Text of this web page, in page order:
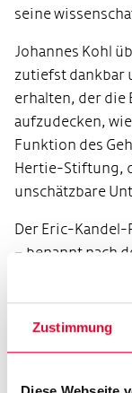
Zustimmung
seine
Johannes Kohl
zutiefst dankbar
erhalten, der die
aufzudecken,
Funktion des
Hertie-Stiftung,
unschätzbare
Der Eric-
– benannt nach
Kandel – wird
Barcelona